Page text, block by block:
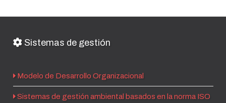
Sistemas de gestión
Modelo de Desarrollo Organizacional
Sistemas de gestión ambiental basados en la norma ISO